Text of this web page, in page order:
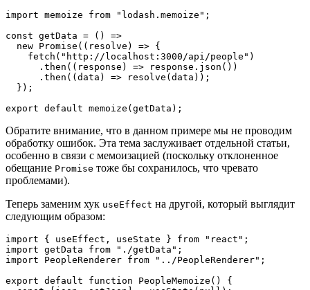
import memoize from "lodash.memoize";
const getData = () =>
export default memoize(getData);
Обратите внимание, что в данном примере мы не проводим
обработку ошибок. Эта тема заслуживает отдельной статьи,
особенно в связи с мемоизацией (поскольку отклоненное
обещание Promise тоже бы сохранилось, что чревато
проблемами).
Теперь заменим хук useEffect на другой, который выглядит
следующим образом:
import { useEffect, useState } from "react";
import getData from "./getData";
import PeopleRenderer from "../PeopleRenderer";
export default function PeopleMemoize() {